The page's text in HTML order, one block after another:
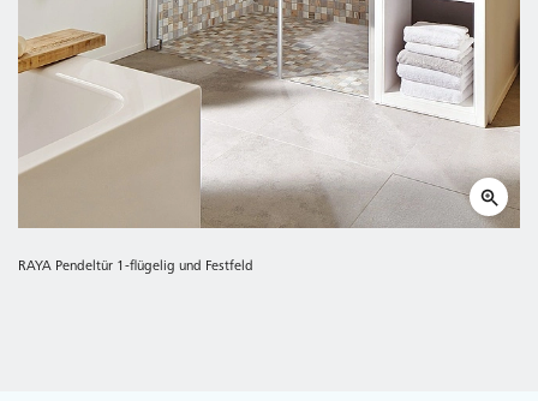
RAYA Pendeltür 1-flügelig und Festfeld